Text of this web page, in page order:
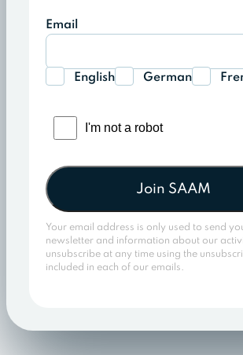
Email
English German
Join SAAM
Your email address is only used to send
newsletter and information about our
unsubscribe at any time using the
included in each of our emails.